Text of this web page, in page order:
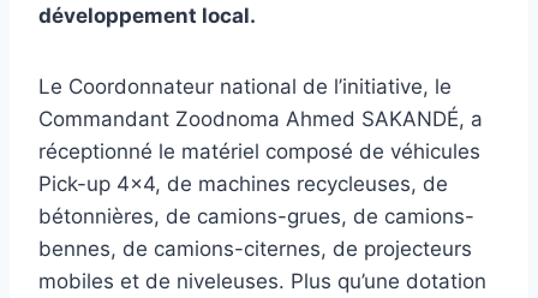
développement local.
Le Coordonnateur national de l’initiative, le
Commandant Zoodnoma Ahmed SAKANDÉ, a
réceptionné le matériel composé de véhicules
Pick-up 4×4, de machines recycleuses, de
bétonnières, de camions-grues, de camions-
bennes, de camions-citernes, de projecteurs
mobiles et de niveleuses. Plus qu’une dotation